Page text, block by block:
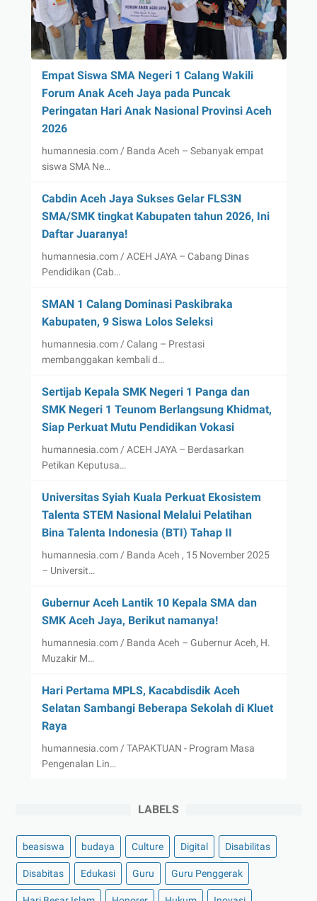
Empat Siswa SMA Negeri 1 Calang Wakili
Forum Anak Aceh Jaya pada Puncak
Peringatan Hari Anak Nasional Provinsi Aceh
2026
humannesia.com / Banda Aceh – Sebanyak empat
siswa SMA Ne…
Cabdin Aceh Jaya Sukses Gelar FLS3N
SMA/SMK tingkat Kabupaten tahun 2026, Ini
Daftar Juaranya!
humannesia.com / ACEH JAYA – Cabang Dinas
Pendidikan (Cab…
SMAN 1 Calang Dominasi Paskibraka
Kabupaten, 9 Siswa Lolos Seleksi
humannesia.com / Calang – Prestasi
membanggakan kembali d…
Sertijab Kepala SMK Negeri 1 Panga dan
SMK Negeri 1 Teunom Berlangsung Khidmat,
Siap Perkuat Mutu Pendidikan Vokasi
humannesia.com / ACEH JAYA – Berdasarkan
Petikan Keputusa…
Universitas Syiah Kuala Perkuat Ekosistem
Talenta STEM Nasional Melalui Pelatihan
Bina Talenta Indonesia (BTI) Tahap II
humannesia.com / Banda Aceh , 15 November 2025
– Universit…
Gubernur Aceh Lantik 10 Kepala SMA dan
SMK Aceh Jaya, Berikut namanya!
humannesia.com / Banda Aceh – Gubernur Aceh, H.
Muzakir M…
Hari Pertama MPLS, Kacabdisdik Aceh
Selatan Sambangi Beberapa Sekolah di Kluet
Raya
humannesia.com / TAPAKTUAN - Program Masa
Pengenalan Lin…
LABELS
beasiswa budaya Culture Digital Disabilitas
Disabitas Edukasi Guru Guru Penggerak